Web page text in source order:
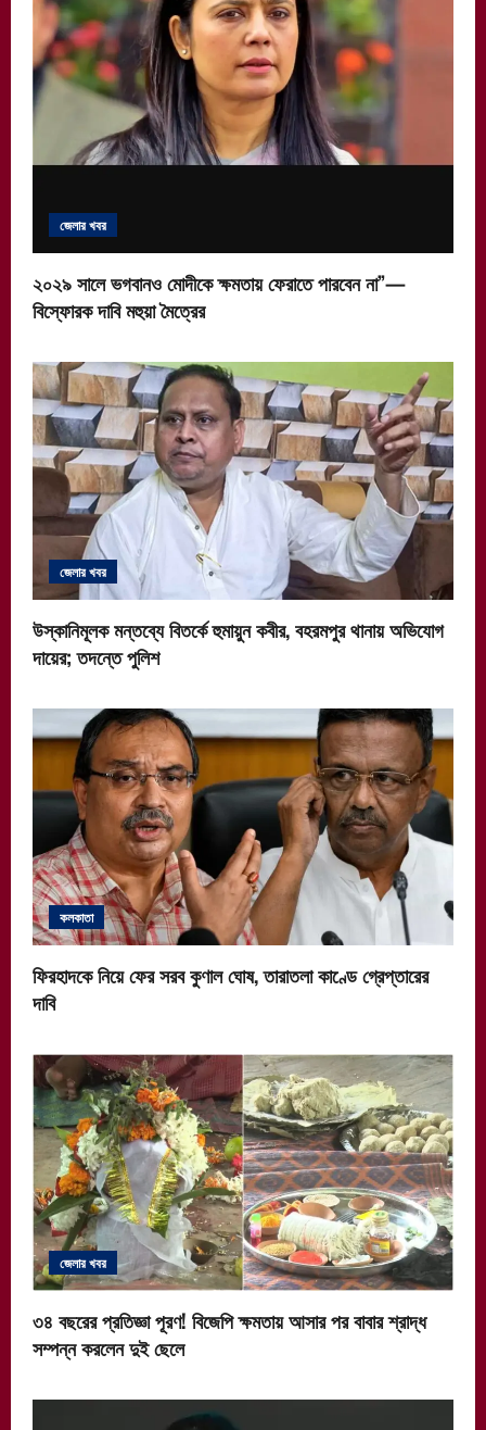
জেলার খবর
২০২৯ সালে ভগবানও মোদীকে ক্ষমতায় ফেরাতে পারবেন না”—
বিস্ফোরক দাবি মহুয়া মৈত্রের
জেলার খবর
উস্কানিমূলক মন্তব্যে বিতর্কে হুমায়ুন কবীর, বহরমপুর থানায় অভিযোগ
দায়ের; তদন্তে পুলিশ
কলকাতা
ফিরহাদকে নিয়ে ফের সরব কুণাল ঘোষ, তারাতলা কাণ্ডে গ্রেপ্তারের
দাবি
জেলার খবর
৩৪ বছরের প্রতিজ্ঞা পূরণ! বিজেপি ক্ষমতায় আসার পর বাবার শ্রাদ্ধ
সম্পন্ন করলেন দুই ছেলে